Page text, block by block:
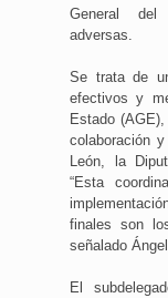
General del
adversas.
Se trata de
efectivos y
Estado
colaboración
León, la
“Esta
finales son
señalado
El